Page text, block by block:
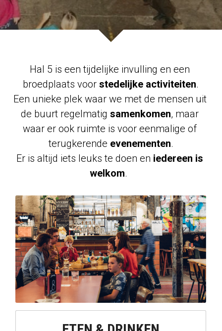
Hal 5 is een tijdelijke invulling en een
broedplaats voor stedelijke activiteiten.
Een unieke plek waar we met de mensen uit
de buurt regelmatig samenkomen, maar
waar er ook ruimte is voor eenmalige of
terugkerende evenementen.
Er is altijd iets leuks te doen en iedereen is
welkom.